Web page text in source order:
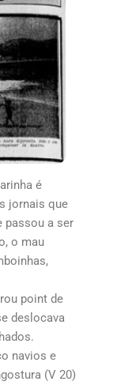
é
jornais que
passou a ser
o mau
point de
deslocava
navios e
(V 20)